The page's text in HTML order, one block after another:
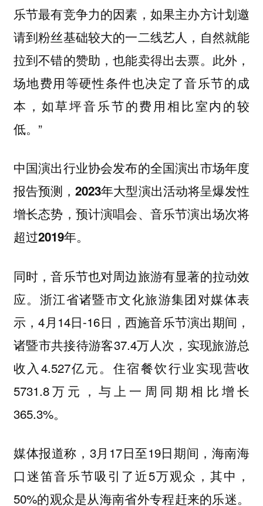
乐节最有竞争力的因素，如果主办方计划邀
请到粉丝基础较大的一二线艺人，自然就能
拉到不错的赞助，也能卖得出去票。此外，
场地费用等硬性条件也决定了音乐节的成
本，如草坪音乐节的费用相比室内的较
低。”
中国演出行业协会发布的全国演出市场年度
报告预测，2023年大型演出活动将呈爆发性
增长态势，预计演唱会、音乐节演出场次将
超过2019年。
同时，音乐节也对周边旅游有显著的拉动效
应。浙江省诸暨市文化旅游集团对媒体表
示，4月14日-16日，西施音乐节演出期间，
诸暨市共接待游客37.4万人次，实现旅游总
收入4.527亿元。住宿餐饮行业实现营收
5731.8万元，与上一周同期相比增长
365.3%。
媒体报道称，3月17日至19日期间，海南海
口迷笛音乐节吸引了近5万观众，其中，
50%的观众是从海南省外专程赶来的乐迷。